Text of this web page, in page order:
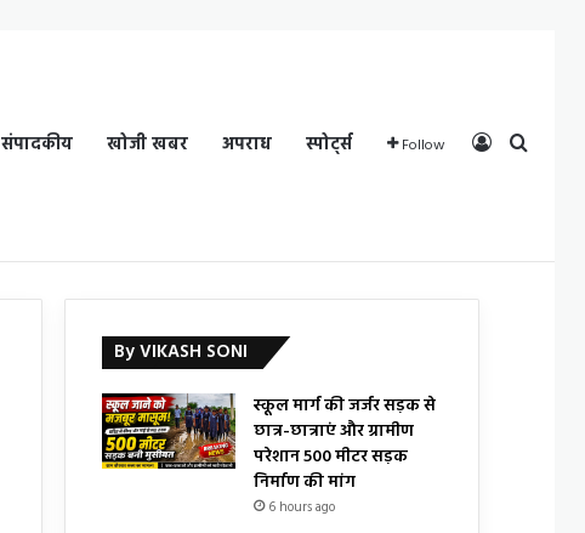
संपादकीय खोजी खबर अपराध स्पोर्ट्स Follow Log In
By VIKASH SONI
स्कूल मार्ग की जर्जर सड़क से
छात्र-छात्राएं और ग्रामीण
परेशान 500 मीटर सड़क
निर्माण की मांग
6 hours ago